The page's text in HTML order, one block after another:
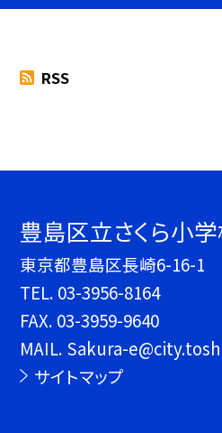
RSS
豊島区立さくら小
東京都豊島区長崎6-16-1
TEL. 03-3956-8164
FAX. 03-3959-9640
MAIL. Sakura-
サイトマップ